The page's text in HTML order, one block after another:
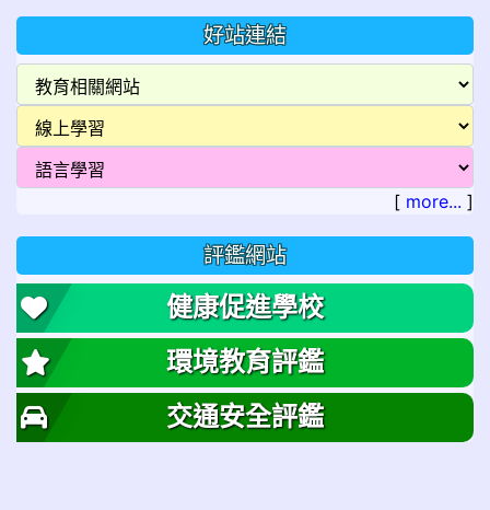
好站連結
[ more... ]
評鑑網站
健康促進學校
環境教育評鑑
交通安全評鑑